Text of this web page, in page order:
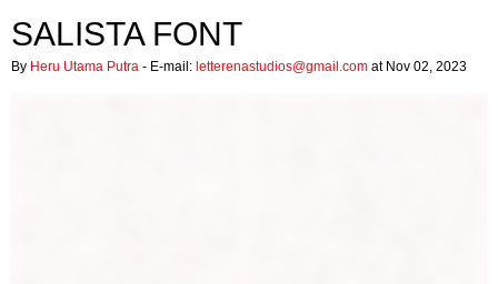
SALISTA FONT
By Heru Utama Putra - E-mail: letterenastudios@gmail.com at Nov 02, 2023